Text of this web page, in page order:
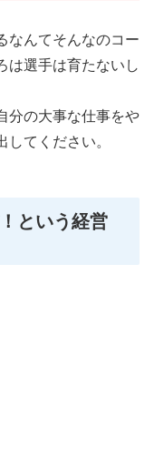
なんてそんなのコー
は選手は育たないし
分の大事な仕事をや
てください。
という経営